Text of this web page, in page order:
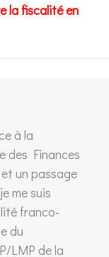
la fiscalité en
à la
des Finances
un passage
me suis
franco-
du
LMP de la